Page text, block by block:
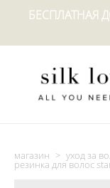
БЕСПЛАТНАЯ
магазин > уход за
резинка для волос